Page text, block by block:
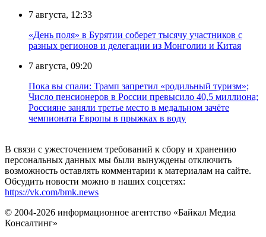
7 августа, 12:33
«День поля» в Бурятии соберет тысячу участников с
разных регионов и делегации из Монголии и Китая
7 августа, 09:20
Пока вы спали: Трамп запретил «родильный туризм»;
Число пенсионеров в России превысило 40,5 миллиона;
Россияне заняли третье место в медальном зачёте
чемпионата Европы в прыжках в воду
В связи с ужесточением требований к сбору и хранению
персональных данных мы были вынуждены отключить
возможность оставлять комментарии к материалам на сайте.
Обсудить новости можно в наших соцсетях:
https://vk.com/bmk.news
© 2004-2026 информационное агентство «Байкал Медиа
Консалтинг»